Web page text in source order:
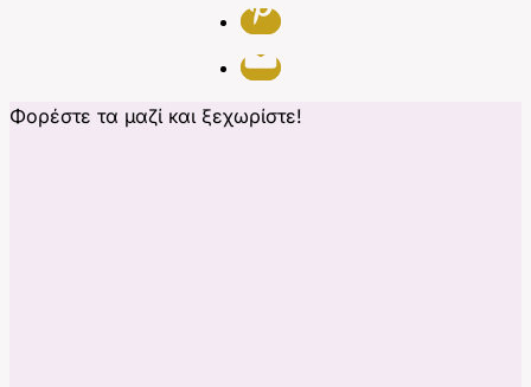
Φορέστε τα μαζί και ξεχωρίστε!